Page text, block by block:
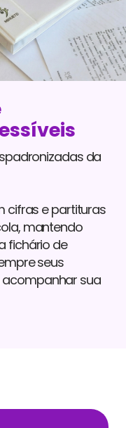
da
cifras e partituras
mantendo
fichário de
seus
sua